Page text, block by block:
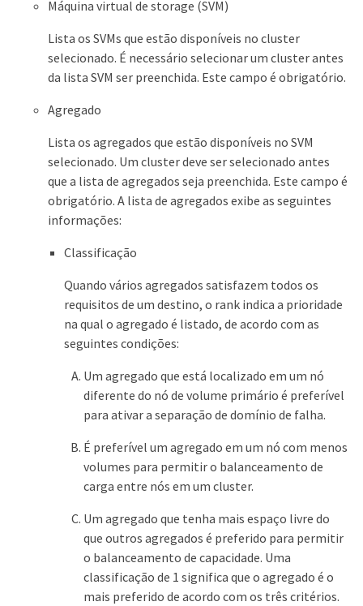
Máquina virtual de storage (SVM)
Lista os SVMs que estão disponíveis no cluster
selecionado. É necessário selecionar um cluster antes
da lista SVM ser preenchida. Este campo é obrigatório.
Agregado
Lista os agregados que estão disponíveis no SVM
selecionado. Um cluster deve ser selecionado antes
que a lista de agregados seja preenchida. Este campo é
obrigatório. A lista de agregados exibe as seguintes
informações:
Classificação
Quando vários agregados satisfazem todos os
requisitos de um destino, o rank indica a prioridade
na qual o agregado é listado, de acordo com as
seguintes condições:
Um agregado que está localizado em um nó
diferente do nó de volume primário é preferível
para ativar a separação de domínio de falha.
É preferível um agregado em um nó com menos
volumes para permitir o balanceamento de
carga entre nós em um cluster.
Um agregado que tenha mais espaço livre do
que outros agregados é preferido para permitir
o balanceamento de capacidade. Uma
classificação de 1 significa que o agregado é o
mais preferido de acordo com os três critérios.